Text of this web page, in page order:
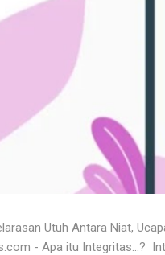
Utuh Antara Niat,
- Apa itu Integritas...?